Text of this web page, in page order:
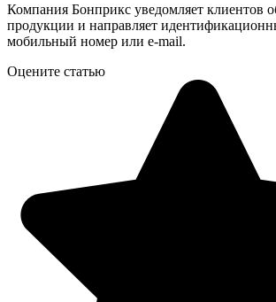
Компания Бонприкс уведомляет клиентов
продукции и направляет
мобильный номер или e-mail.
Оцените статью